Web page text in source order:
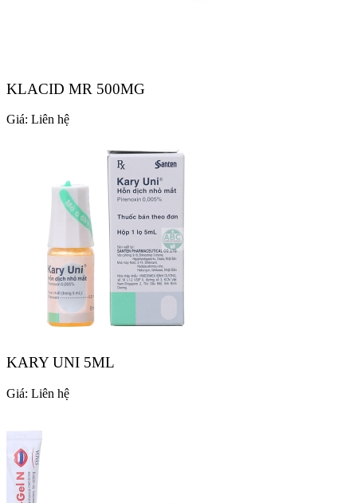
KLACID MR 500MG
Giá: Liên hệ
KARY UNI 5ML
Giá: Liên hệ